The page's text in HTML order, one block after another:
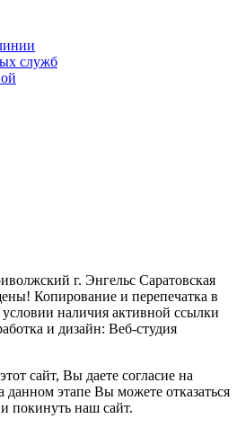
служб
г. Энгельс Саратовская
Копирование и перепечатка в
наличия активной ссылки
и дизайн: Веб-студия
сайт, Вы даете согласие на
данном этапе Вы можете отказаться
покинуть наш сайт.